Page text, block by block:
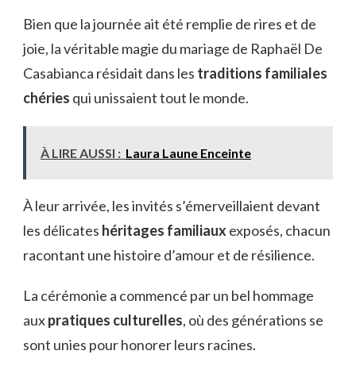
Bien que la journée ait été remplie de rires et de
joie, la véritable magie du mariage de Raphaël De
Casabianca résidait dans les traditions familiales
chéries qui unissaient tout le monde.
À LIRE AUSSI : Laura Laune Enceinte
À leur arrivée, les invités s’émerveillaient devant
les délicates héritages familiaux exposés, chacun
racontant une histoire d’amour et de résilience.
La cérémonie a commencé par un bel hommage
auxpratiques culturelles, où des générations se
sont unies pour honorer leurs racines.